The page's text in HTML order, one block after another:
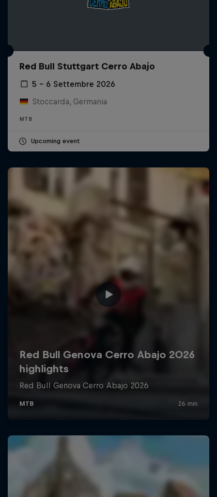
Red Bull Stuttgart Cerro Abajo
5 – 6 Settembre 2026
Stoccarda, Germania
MTB
Upcoming event